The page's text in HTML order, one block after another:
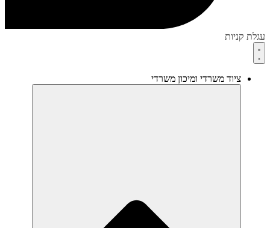
עגלת קניות
ציוד משרדי ומיכון משרדי